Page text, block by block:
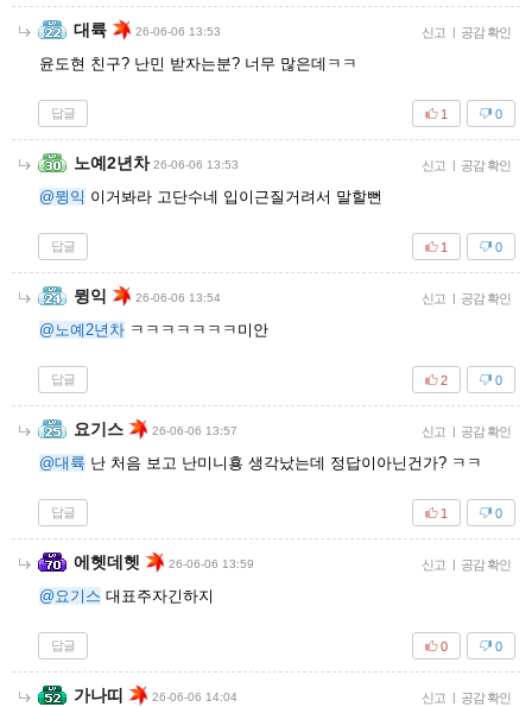
대륙 26-06-06 13:53 신고 | 공감 확인
윤도현 친구? 난민 받자는분? 너무 많은데ㅋㅋ
답글 0
1
노예2년차 26-06-06 13:53 신고 | 공감 확인
@뮝익 이거봐라 고단수네 입이근질거려서 말할뻔
답글 0
1
뮝익 26-06-06 13:54 신고 | 공감 확인
@노예2년차 ㅋㅋㅋㅋㅋㅋㅋ미안
답글 0
2
요기스 26-06-06 13:57 신고 | 공감 확인
@대륙 난 처음 보고 난미니횽 생각났는데 정답이아닌건가? ㅋㅋ
답글 0
1
에헷데헷 26-06-06 13:59 신고 | 공감 확인
@요기스 대표주자긴하지
답글 0
0
가나띠 26-06-06 14:04 신고 | 공감 확인